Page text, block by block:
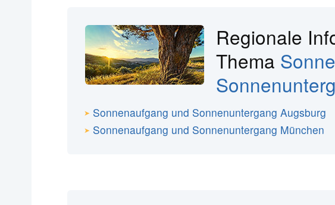
Regionale
Thema
Sonnenaufgang und Sonnenuntergang Augsburg
Sonnenaufgang und Sonnenuntergang München